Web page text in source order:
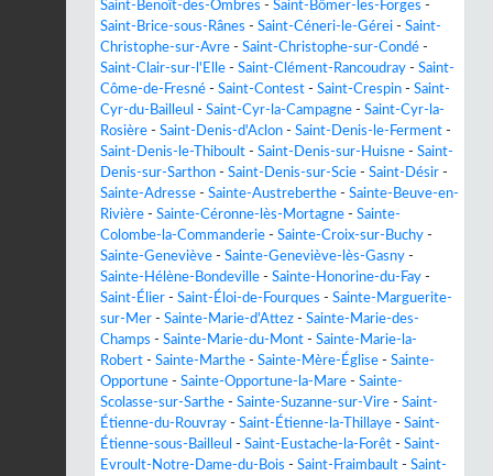
Saint-Benoît-des-Ombres - Saint-Bômer-les-Forges -
Saint-Brice-sous-Rânes - Saint-Céneri-le-Gérei - Saint-
Christophe-sur-Avre - Saint-Christophe-sur-Condé -
Saint-Clair-sur-l'Elle - Saint-Clément-Rancoudray - Saint-
Côme-de-Fresné - Saint-Contest - Saint-Crespin - Saint-
Cyr-du-Bailleul - Saint-Cyr-la-Campagne - Saint-Cyr-la-
Rosière - Saint-Denis-d'Aclon - Saint-Denis-le-Ferment -
Saint-Denis-le-Thiboult - Saint-Denis-sur-Huisne - Saint-
Denis-sur-Sarthon - Saint-Denis-sur-Scie - Saint-Désir -
Sainte-Adresse - Sainte-Austreberthe - Sainte-Beuve-en-
Rivière - Sainte-Céronne-lès-Mortagne - Sainte-
Colombe-la-Commanderie - Sainte-Croix-sur-Buchy -
Sainte-Geneviève - Sainte-Geneviève-lès-Gasny -
Sainte-Hélène-Bondeville - Sainte-Honorine-du-Fay -
Saint-Élier - Saint-Éloi-de-Fourques - Sainte-Marguerite-
sur-Mer - Sainte-Marie-d'Attez - Sainte-Marie-des-
Champs - Sainte-Marie-du-Mont - Sainte-Marie-la-
Robert - Sainte-Marthe - Sainte-Mère-Église - Sainte-
Opportune - Sainte-Opportune-la-Mare - Sainte-
Scolasse-sur-Sarthe - Sainte-Suzanne-sur-Vire - Saint-
Étienne-du-Rouvray - Saint-Étienne-la-Thillaye - Saint-
Étienne-sous-Bailleul - Saint-Eustache-la-Forêt - Saint-
Evroult-Notre-Dame-du-Bois - Saint-Fraimbault - Saint-